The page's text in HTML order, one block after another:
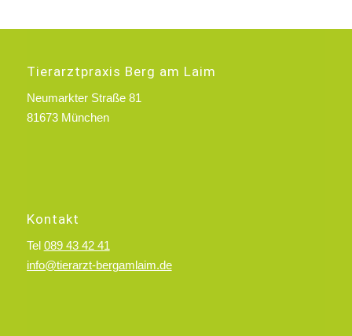
Tierarztpraxis Berg am Laim
Neumarkter Straße 81
81673 München
Kontakt
Tel 089 43 42 41
info@tierarzt-bergamlaim.de